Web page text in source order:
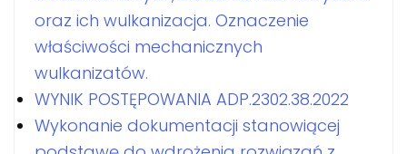
oraz ich wulkanizacja. Oznaczenie
właściwości mechanicznych
wulkanizatów.
WYNIK POSTĘPOWANIA ADP.2302.38.2022
Wykonanie dokumentacji stanowiącej